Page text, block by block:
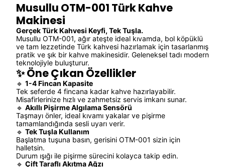
Musullu OTM-001 Türk Kahve
Makinesi
Gerçek Türk Kahvesi Keyfi, Tek Tuşla.
Musullu OTM-001, ağır ateşte ideal kıvamda, bol köpüklü
ve tam lezzetinde Türk kahvesi hazırlamak için tasarlanmış
pratik ve şık bir kahve makinesidir. Geleneksel tadı modern
teknolojiyle buluşturur.
✨ Öne Çıkan Özellikler
🔹 1-4 Fincan Kapasite
Tek seferde 4 fincana kadar kahve hazırlayabilir.
Misafirlerinize hızlı ve zahmetsiz servis imkanı sunar.
🔹 Akıllı Pişirme Algılama Sensörü
Taşmayı önler, ideal kıvamı yakalar ve pişirme
tamamlandığında sesli uyarı verir.
🔹 Tek Tuşla Kullanım
Başlatma tuşuna basın, gerisini OTM-001 sizin için
halletsin.
Durum ışığı ile pişirme sürecini kolayca takip edin.
🔹 Çift Taraflı Akıtma Ağzı